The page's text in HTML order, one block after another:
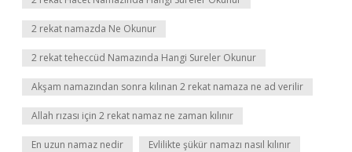
2 rekat namazda Ne Okunur
2 rekat teheccüd Namazında Hangi Sureler Okunur
Akşam namazından sonra kılınan 2 rekat namaza ne ad verilir
Allah rızası için 2 rekat namaz ne zaman kılınır
En uzun namaz nedir Evlilikte şükür namazı nasıl kılınır